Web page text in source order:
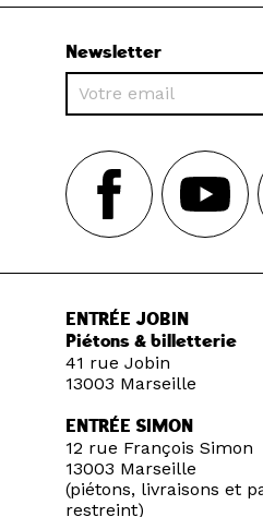
Newsletter
ENTRÉE JOBIN
Piétons & billetterie
41 rue Jobin
13003 Marseille
ENTRÉE SIMON
12 rue François Simon
13003 Marseille
(piétons, livraisons et
restreint)